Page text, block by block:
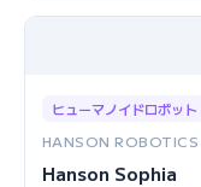
ヒューマノイドロボット
HANSON ROBOTICS
Hanson Sophia